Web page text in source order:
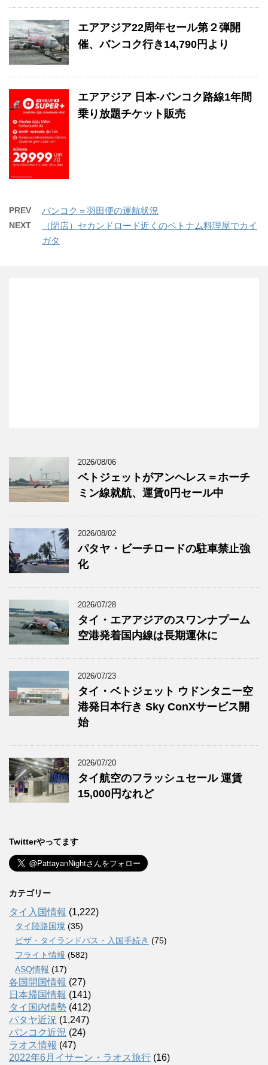
エアアジア22周年セール第２弾開
催、バンコク行き14,790円より
エアアジア 日本-バンコク路線1年間
乗り放題チケット販売
PREV バンコク＝羽田便の運航状況
NEXT
（閉店）セカンドロード近くのベトナム料理屋でカイ
ガタ
2026/08/06
ベトジェットがアンヘレス＝ホーチ
ミン線就航、運賃0円セール中
2026/08/02
パタヤ・ビーチロードの駐車禁止強
化
2026/07/28
タイ・エアアジアのスワンナプーム
空港発着国内線は長期運休に
2026/07/23
タイ・ベトジェット ウドンタニー空
港発日本行き Sky ConXサービス開
始
2026/07/20
タイ航空のフラッシュセール 運賃
15,000円なれど
Twitterやってます
カテゴリー
タイ入国情報 (1,222)
タイ陸路国境 (35)
ビザ・タイランドパス・入国手続き (75)
フライト情報 (582)
ASQ情報 (17)
各国開国情報 (27)
日本帰国情報 (141)
タイ国内情勢 (412)
パタヤ近況 (1,247)
バンコク近況 (24)
ラオス情報 (47)
2022年6月イサーン・ラオス旅行 (16)